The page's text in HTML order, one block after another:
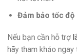
Đảm bảo tốc độ
Nếu bạn cần hỗ trợ
hãy tham khảo ngay